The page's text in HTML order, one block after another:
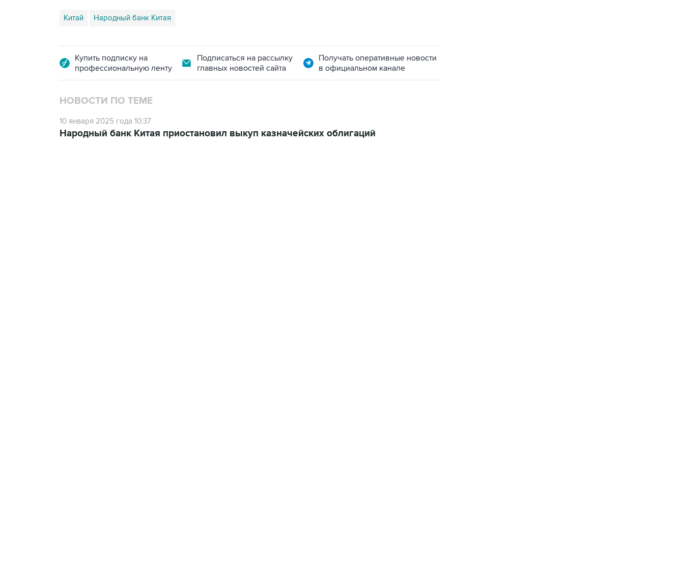
Китай Народный банк Китая
Купить подписку на
профессиональную ленту
Подписаться на рассылку
главных новостей сайта
Получать оперативные новости
в официальном канале
НОВОСТИ ПО ТЕМЕ
10 января 2025 года 10:37
Народный банк Китая приостановил выкуп казначейских облигаций